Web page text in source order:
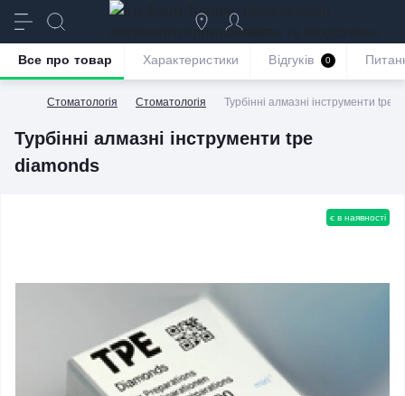
якість та бездоганне
обслуговування
Стоматологія Стоматологія Турбінні алмазні інструменти tpe
Турбінні алмазні інструменти tpe
diamonds
Все про товар Характеристики Відгуків 0
є в наявності